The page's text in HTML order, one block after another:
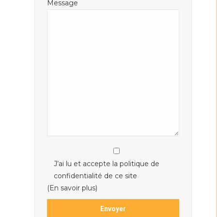
Message
J’ai lu et accepte la politique de
confidentialité de ce site
(En savoir plus)